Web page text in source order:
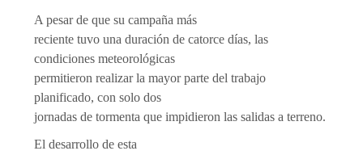
A pesar de que su campaña más
reciente tuvo una duración de catorce días, las
condiciones meteorológicas
permitieron realizar la mayor parte del trabajo
planificado, con solo dos
jornadas de tormenta que impidieron las salidas a terreno.
El desarrollo de esta